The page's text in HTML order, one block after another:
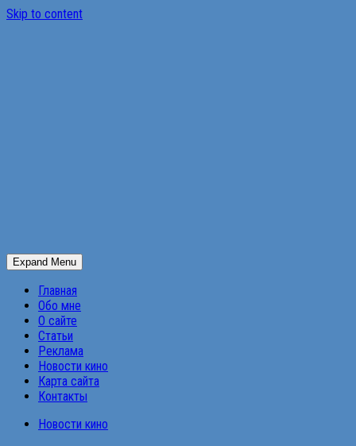
Skip to content
Expand Menu
Главная
Обо мне
О сайте
Статьи
Реклама
Новости кино
Карта сайта
Контакты
Новости кино